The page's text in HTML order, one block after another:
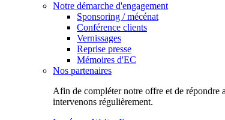
Notre démarche d'engagement
Sponsoring / mécénat
Conférence clients
Vernissages
Reprise presse
Mémoires d'EC
Nos partenaires
Afin de compléter notre offre et de répondre
intervenons régulièrement.